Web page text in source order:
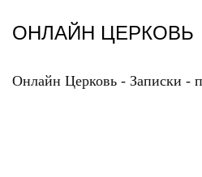
содержанию
ОНЛАЙН ЦЕРКОВЬ
Онлайн Церковь - Записки -